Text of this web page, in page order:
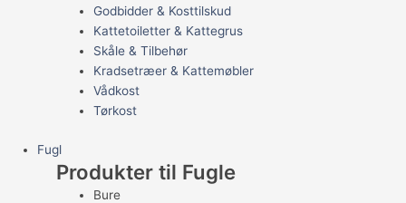
Godbidder & Kosttilskud
Kattetoiletter & Kattegrus
Skåle & Tilbehør
Kradsetræer & Kattemøbler
Vådkost
Tørkost
Fugl
Produkter til Fugle
Bure